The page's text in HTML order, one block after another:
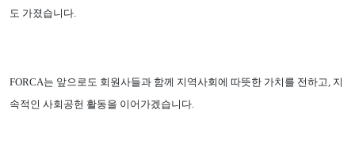
도 가졌습니다.
FORCA는 앞으로도 회원사들과 함께 지역사회에 따뜻한 가치를 전하고, 지
속적인 사회공헌 활동을 이어가겠습니다.